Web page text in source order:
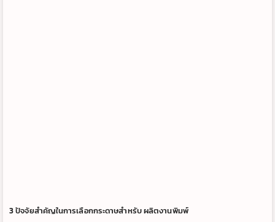
3 ปัจจัยสำคัญในการเลือกกระดาษสำหรับ ผลิตงานพิมพ์